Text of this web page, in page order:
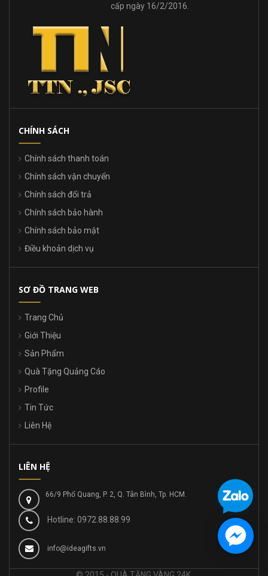
cấp ngày 16/2/2016.
CHÍNH SÁCH
Chính sách thanh toán
Chính sách vận chuyển
Chính sách đổi trả
Chính sách bảo hành
Chính sách bảo mật
Điều khoản dịch vụ
SƠ ĐỒ TRANG WEB
Trang Chủ
Giới Thiệu
Sản Phẩm
Quà Tặng Quảng Cáo
Profile
Tin Tức
Liên Hệ
LIÊN HỆ
66/9 Phổ Quang, P. 2, Q. Tân Bình, Tp. HCM.
Hotline: 0972.88.88.99
info@ideagifts.vn